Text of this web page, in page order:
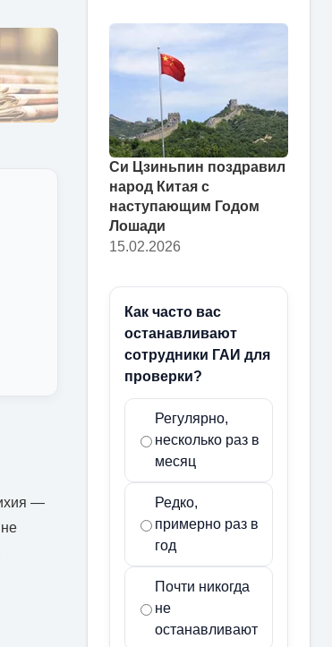
—
Си Цзиньпин поздравил
народ Китая с
наступающим Годом
Лошади
15.02.2026
Как часто вас
останавливают
сотрудники ГАИ для
проверки?
Регулярно,
несколько раз в
месяц
Редко,
примерно раз в
год
Почти никогда
не
останавливают